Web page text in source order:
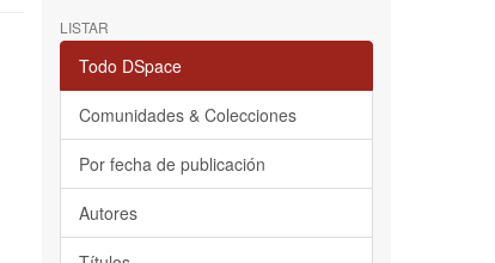
LISTAR
Todo DSpace
Comunidades & Colecciones
Por fecha de publicación
Autores